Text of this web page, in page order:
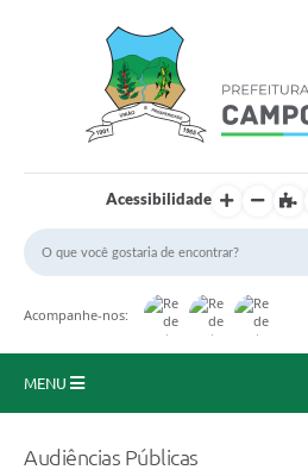
Acessibilidade
Acompanhe-nos:
MENU
Audiências Públicas